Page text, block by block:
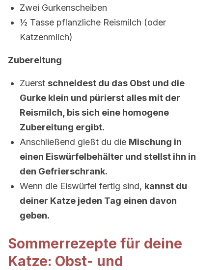
Zwei Gurkenscheiben
½ Tasse pflanzliche Reismilch (oder
Katzenmilch)
Zubereitung
Zuerst schneidest du das Obst und die
Gurke klein und pürierst alles mit der
Reismilch, bis sich eine homogene
Zubereitung ergibt.
Anschließend gießt du die Mischung in
einen Eiswürfelbehälter und stellst ihn in
den Gefrierschrank.
Wenn die Eiswürfel fertig sind, kannst du
deiner Katze jeden Tag einen davon
geben.
Sommerrezepte für deine
Katze: Obst- und